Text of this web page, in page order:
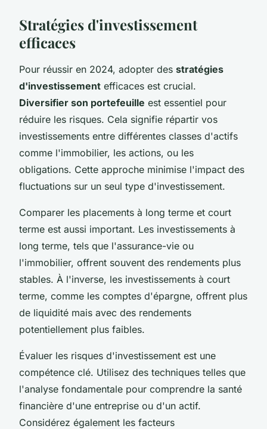
Stratégies d'investissement
efficaces
Pour réussir en 2024, adopter des stratégies
d'investissement efficaces est crucial.
Diversifier son portefeuille est essentiel pour
réduire les risques. Cela signifie répartir vos
investissements entre différentes classes d'actifs
comme l'immobilier, les actions, ou les
obligations. Cette approche minimise l'impact des
fluctuations sur un seul type d'investissement.
Comparer les placements à long terme et court
terme est aussi important. Les investissements à
long terme, tels que l'assurance-vie ou
l'immobilier, offrent souvent des rendements plus
stables. À l'inverse, les investissements à court
terme, comme les comptes d'épargne, offrent plus
de liquidité mais avec des rendements
potentiellement plus faibles.
Évaluer les risques d'investissement est une
compétence clé. Utilisez des techniques telles que
l'analyse fondamentale pour comprendre la santé
financière d'une entreprise ou d'un actif.
Considérez également les facteurs